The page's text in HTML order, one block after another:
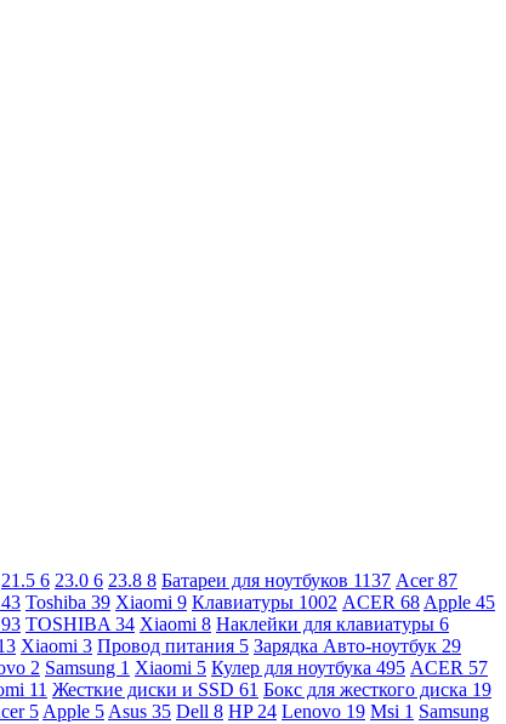
21.5 6 23.0 6 23.8 8 Батареи для ноутбуков 1137 Acer87
43 Toshiba 39 Xiaomi 9 Клавиатуры 1002 ACER 68 Apple 45
93 TOSHIBA 34 Xiaomi 8 Наклейки для клавиатуры 6
Xiaomi 3 Провод питания 5 Зарядка Авто-ноутбук 29
2 Samsung 1 Xiaomi 5 Кулер для ноутбука 495 ACER 57
11 Жесткие диски и SSD 61 Бокс для жесткого диска 19
5 Apple 5 Asus 35 Dell 8 HP 24 Lenovo 19 Msi 1 Samsung